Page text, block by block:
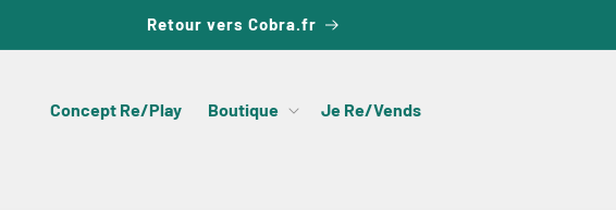
Retour vers Cobra.fr
Concept Re/Play Boutique Je Re/Vends